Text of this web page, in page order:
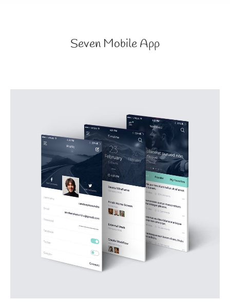
Seven Mobile App